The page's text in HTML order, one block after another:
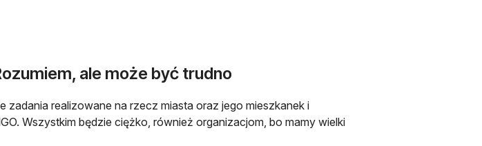
ale może być trudno
zadania realizowane na rzecz miasta oraz jego mieszkanek i
Wszystkim będzie ciężko, również organizacjom, bo mamy wielki